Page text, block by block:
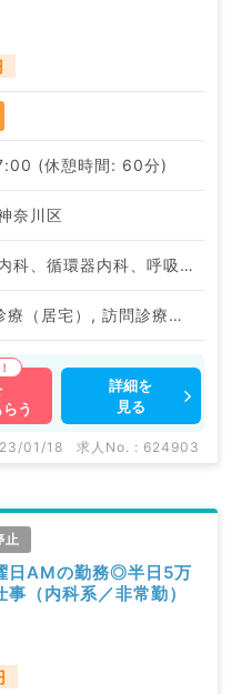
(休憩時間: 60分)
奈川区
神経内科、一般内科、循環器内科、呼吸器内科、消化器内科、内分泌・代謝内科、腎臓内科、老年内科、血液内科、外科系全般、一般外科
一般外来, 訪問診療（居宅）, 訪問診療（居宅）
う
詳細を
見る
01/18 求人No. : 624903
止
日AMの勤務◎半日5万
（内科系／非常勤）